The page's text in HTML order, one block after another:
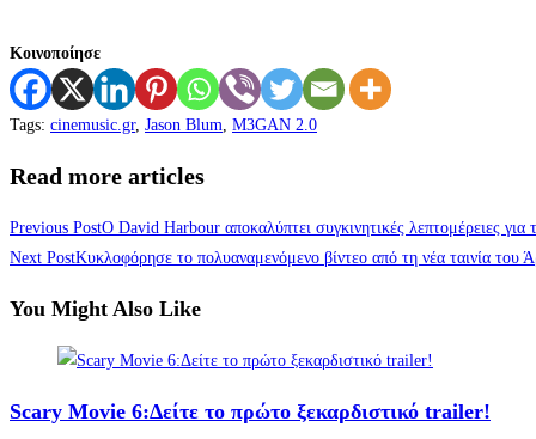
Κοινοποίησε
Tags: cinemusic.gr, Jason Blum M3GAN 2.0
Read more articles
Previous PostΟ David Harbour αποκαλύπτει συγκινητικές λεπτομέρειες
Next PostΚυκλοφόρησε το πολυαναμενόμενο βίντεο από τη νέα ταινία του
You Might Also Like
Scary Movie 6:Δείτε το πρώτο ξεκαρδιστικό trailer!